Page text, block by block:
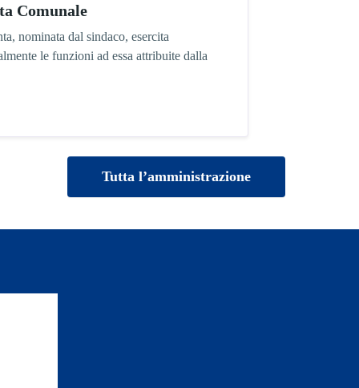
Comunale
nominata dal sindaco, esercita
le funzioni ad essa attribuite dalla
Tutta l’amministrazione